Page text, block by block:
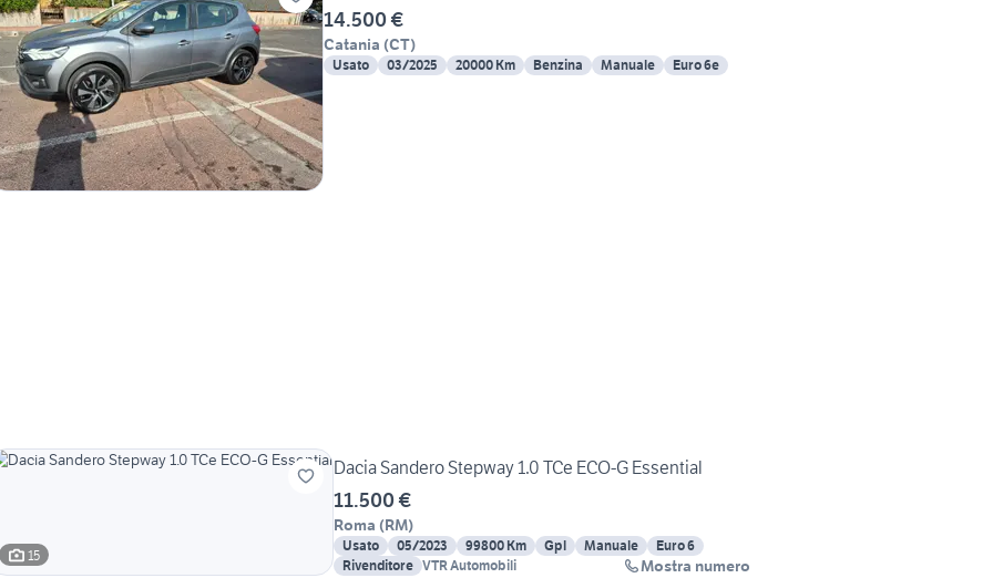
14.500 €
Catania (CT)
Usato 03/2025 20000 Km Benzina Manuale Euro 6e
15
Dacia Sandero Stepway 1.0 TCe ECO-G Essential
11.500 €
Roma (RM)
Usato 05/2023 99800 Km Gpl Manuale
Euro 6
Rivenditore VTR Automobili Mostra numero